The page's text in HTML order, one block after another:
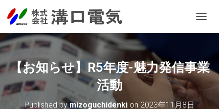
O
L
E
【お知らせ】R5年度-魅力発信事業
活動
Published bymizoguchidenki on 2023年11月8日